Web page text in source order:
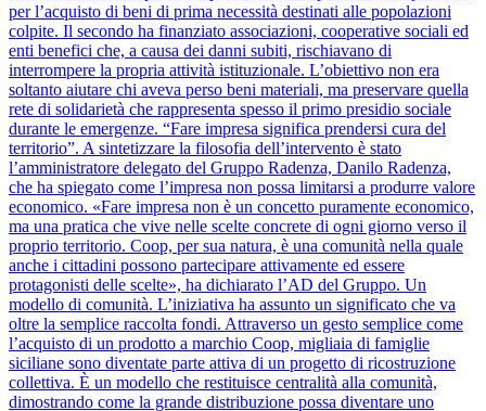
per l’acquisto di beni di prima necessità destinati alle popolazioni
colpite. Il secondo ha finanziato associazioni, cooperative sociali ed
enti benefici che, a causa dei danni subiti, rischiavano di
interrompere la propria attività istituzionale. L’obiettivo non era
soltanto aiutare chi aveva perso beni materiali, ma preservare quella
rete di solidarietà che rappresenta spesso il primo presidio sociale
durante le emergenze. “Fare impresa significa prendersi cura del
territorio”. A sintetizzare la filosofia dell’intervento è stato
l’amministratore delegato del Gruppo Radenza, Danilo Radenza,
che ha spiegato come l’impresa non possa limitarsi a produrre valore
economico. «Fare impresa non è un concetto puramente economico,
ma una pratica che vive nelle scelte concrete di ogni giorno verso il
proprio territorio. Coop, per sua natura, è una comunità nella quale
anche i cittadini possono partecipare attivamente ed essere
protagonisti delle scelte», ha dichiarato l’AD del Gruppo. Un
modello di comunità. L’iniziativa ha assunto un significato che va
oltre la semplice raccolta fondi. Attraverso un gesto semplice come
l’acquisto di un prodotto a marchio Coop, migliaia di famiglie
siciliane sono diventate parte attiva di un progetto di ricostruzione
collettiva. È un modello che restituisce centralità alla comunità,
dimostrando come la grande distribuzione possa diventare uno